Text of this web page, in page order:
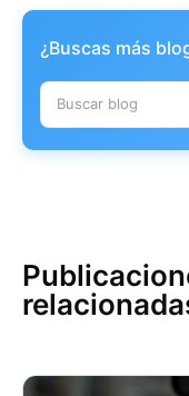
¿Buscas más